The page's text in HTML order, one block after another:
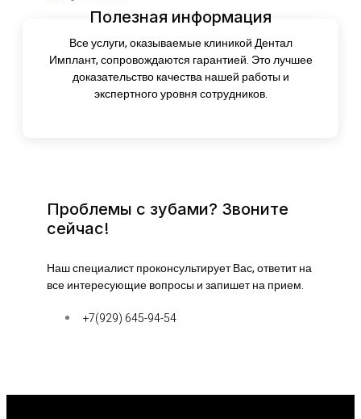
Полезная информация
Все услуги, оказываемые клиникой Дентал
Имплант, сопровождаются гарантией. Это лучшее
доказательство качества нашей работы и
экспертного уровня сотрудников.
Проблемы с зубами? Звоните
сейчас!
Наш специалист проконсультирует Вас, ответит на
все интересующие вопросы и запишет на прием.
+7(929) 645-94-54